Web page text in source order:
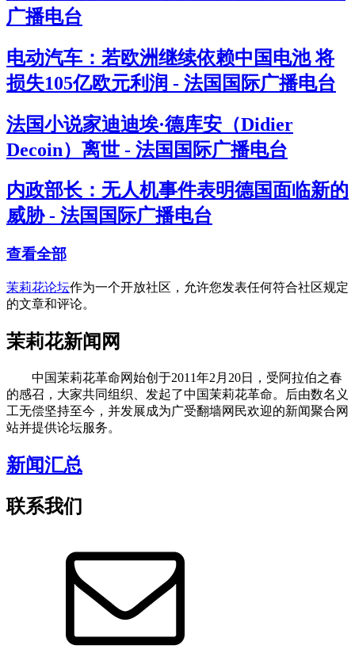
广播电台
电动汽车：若欧洲继续依赖中国电池 将
损失105亿欧元利润 - 法国国际广播电台
法国小说家迪迪埃·德库安（Didier
Decoin）离世 - 法国国际广播电台
内政部长：无人机事件表明德国面临新的
威胁 - 法国国际广播电台
查看全部
茉莉花论坛作为一个开放社区，允许您发表任何符合社区规定
的文章和评论。
茉莉花新闻网
中国茉莉花革命网始创于2011年2月20日，受阿拉伯之春
的感召，大家共同组织、发起了中国茉莉花革命。后由数名义
工无偿坚持至今，并发展成为广受翻墙网民欢迎的新闻聚合网
站并提供论坛服务。
新闻汇总
联系我们